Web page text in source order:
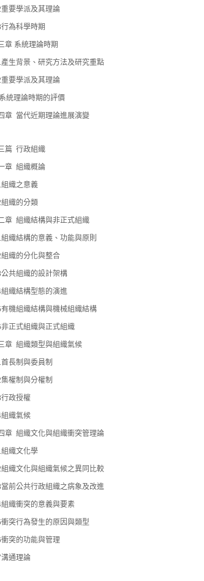
要學派及其理論
為科學時期
章 系統理論時期
生背景、研究方法及研究重點
要學派及其理論
統理論時期的評價
章 當代近期理論進展演變
篇 行政組織
章 組織概論
組織之意義
織的分類
章 組織結構與非正式組織
織結構的意義、功能與原則
織的分化與整合
共組織的設計架構
織結構型態的演進
機組織結構與機械組織結構
正式組織與正式組織
章 組織類型與組織氣候
長制與委員制
權制與分權制
政授權
織氣候
章 組織文化與組織衝突管理論
織文化學
織文化與組織氣候之異同比較
前公共行政組織之病象及改進
織衝突的意義與要素
突行為發生的原因與類型
突的功能與管理
通理論